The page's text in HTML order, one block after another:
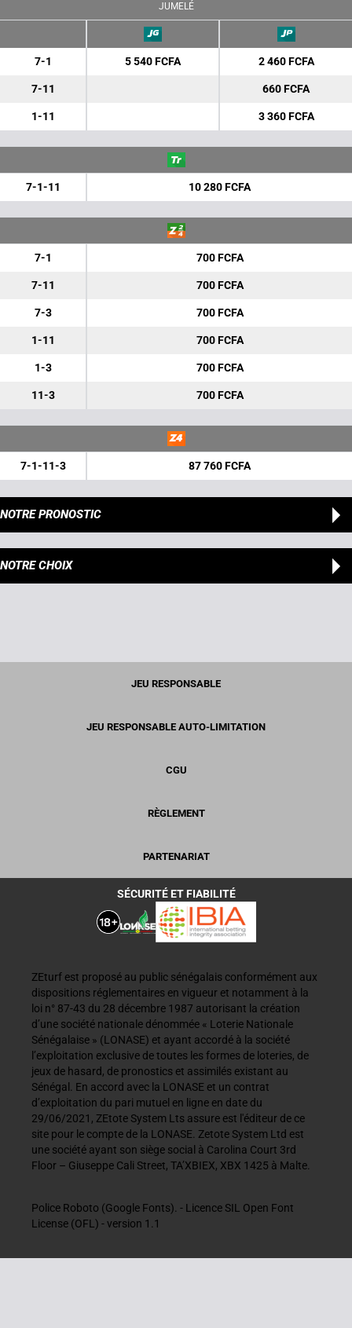
JUMELÉ
7-1 5 540 FCFA 2 460 FCFA
7-11 660 FCFA
1-11 3 360 FCFA
7-1-11 10 280 FCFA
7-1 700 FCFA
7-11 700 FCFA
7-3 700 FCFA
1-11 700 FCFA
1-3 700 FCFA
11-3 700 FCFA
7-1-11-3 87 760 FCFA
NOTRE PRONOSTIC
NOTRE CHOIX
JEU RESPONSABLE
JEU RESPONSABLE AUTO-LIMITATION
CGU
RÈGLEMENT
PARTENARIAT
SÉCURITÉ ET FIABILITÉ
ZEturf est proposé au public sénégalais conformément aux
dispositions réglementaires en vigueur et notamment à la
loi n° 87-43 du 28 décembre 1987 autorisant la création
d’une société nationale dénommée « Loterie Nationale
Sénégalaise » (LONASE) et ayant accordé à la société
l’exploitation exclusive de toutes les formes de loteries, de
jeux de hasard, de pronostics et assimilés existant au
Sénégal. En accord avec la LONASE et un contrat
d’exploitation du pari mutuel en ligne en date du
29/06/2021, ZEtote System Lts assure est l'éditeur de ce
site pour le compte de la LONASE. Zetote System Ltd est
une société ayant son siège social à Carolina Court 3rd
Floor – Giuseppe Cali Street, TA’XBIEX, XBX 1425 à Malte.
Police Roboto (Google Fonts). - Licence SIL Open Font
License (OFL) - version 1.1